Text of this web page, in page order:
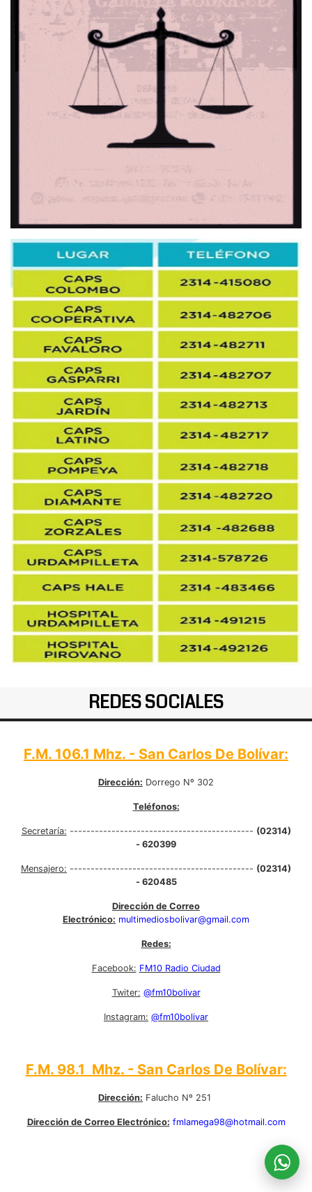
REDES SOCIALES
F.M. 106.1 Mhz. - San Carlos De Bolívar:
Dirección: Dorrego Nº 302
Teléfonos:
Secretaría: -------------------------------------------- (02314)
- 620399
Mensajero: -------------------------------------------- (02314)
- 620485
Dirección de Correo
Electrónico: multimediosbolivar@gmail.com
Redes:
Facebook: FM10 Radio Ciudad
Twiter: @fm10bolivar
Instagram: @fm10bolivar
F.M. 98.1 Mhz. - San Carlos De Bolívar:
Dirección: Falucho Nº 251
Dirección de Correo Electrónico: fmlamega98@hotmail.com